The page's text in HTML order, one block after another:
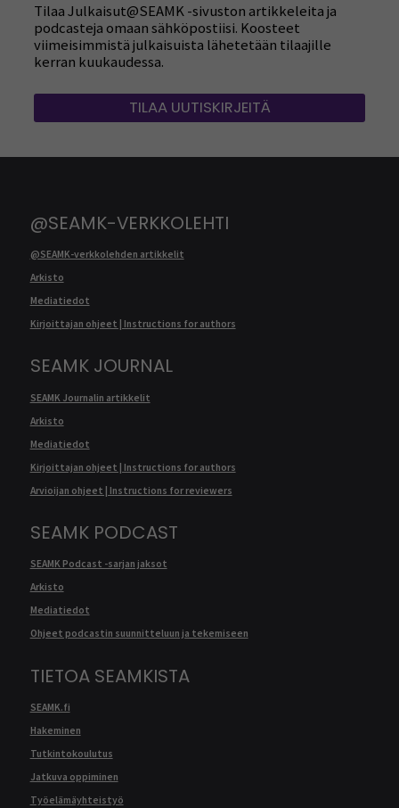
Tilaa Julkaisut@SEAMK -sivuston artikkeleita ja
podcasteja omaan sähköpostiisi. Koosteet
viimeisimmistä julkaisuista lähetetään tilaajille
kerran kuukaudessa.
TILAA UUTISKIRJEITÄ
@SEAMK-VERKKOLEHTI
@SEAMK-verkkolehden artikkelit
Arkisto
Mediatiedot
Kirjoittajan ohjeet | Instructions for authors
SEAMK JOURNAL
SEAMK Journalin artikkelit
Arkisto
Mediatiedot
Kirjoittajan ohjeet | Instructions for authors
Arvioijan ohjeet | Instructions for reviewers
SEAMK PODCAST
SEAMK Podcast -sarjan jaksot
Arkisto
Mediatiedot
Ohjeet podcastin suunnitteluun ja tekemiseen
TIETOA SEAMKISTA
SEAMK.fi
Hakeminen
Tutkintokoulutus
Jatkuva oppiminen
Työelämäyhteistyö